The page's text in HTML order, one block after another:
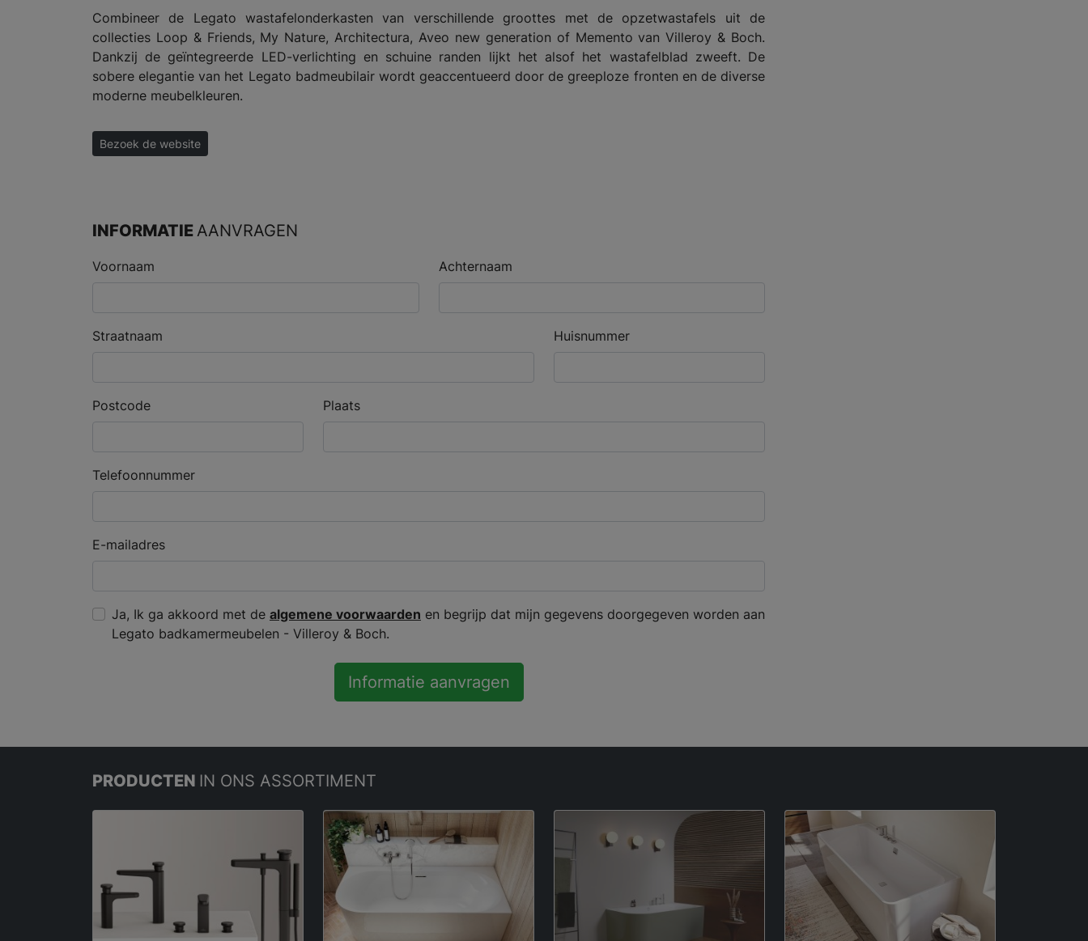
Combineer de Legato wastafelonderkasten van verschillende groottes met de opzetwastafels uit de
collecties Loop & Friends, My Nature, Architectura, Aveo new generation of Memento van Villeroy & Boch.
Dankzij de geïntegreerde LED-verlichting en schuine randen lijkt het alsof het wastafelblad zweeft. De
sobere elegantie van het Legato badmeubilair wordt geaccentueerd door de greeploze fronten en de diverse
moderne meubelkleuren.
Bezoek de website
INFORMATIE AANVRAGEN
Voornaam Achternaam
Straatnaam Huisnummer
Postcode Plaats
Telefoonnummer
E-mailadres
Ja, Ik ga akkoord met de algemene voorwaarden en begrijp dat mijn gegevens doorgegeven worden aan
Legato badkamermeubelen - Villeroy & Boch.
Informatie aanvragen
PRODUCTEN IN ONS ASSORTIMENT